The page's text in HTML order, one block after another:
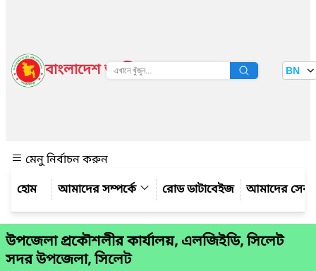
বাংলাদেশ জাতীয় তথ্য বাতায়ন BN
মেনু নির্বাচন করুন
আমাদের সম্পর্কে
রোড ডাটাবেইজ আমাদের সেবা
উপজেলা প্রকৌশলীর কার্যালয়, এলজিইডি, সিলেট
সদর উপজেলা, সিলেট